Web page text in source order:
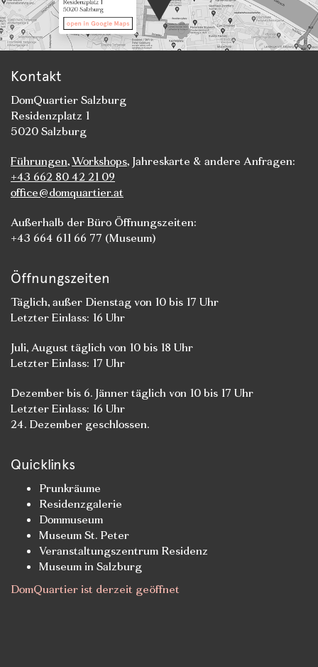
Kontakt
DomQuartier Salzburg
Residenzplatz 1
5020 Salzburg
Führungen,Workshops, Jahreskarte & andere Anfragen:
+43 662 80 42 21 09
office@domquartier.at
Außerhalb der Büro Öffnungszeiten:
+43 664 611 66 77 (Museum)
Öffnungszeiten
Täglich, außer Dienstag von 10 bis 17 Uhr
Letzter Einlass: 16 Uhr
Juli, August täglich von 10 bis 18 Uhr
Letzter Einlass: 17 Uhr
Dezember bis 6. Jänner täglich von 10 bis 17 Uhr
Letzter Einlass: 16 Uhr
24. Dezember geschlossen.
Quicklinks
Prunkräume
Residenzgalerie
Dommuseum
Museum St. Peter
Veranstaltungszentrum Residenz
Museum in Salzburg
DomQuartier ist derzeit geöffnet